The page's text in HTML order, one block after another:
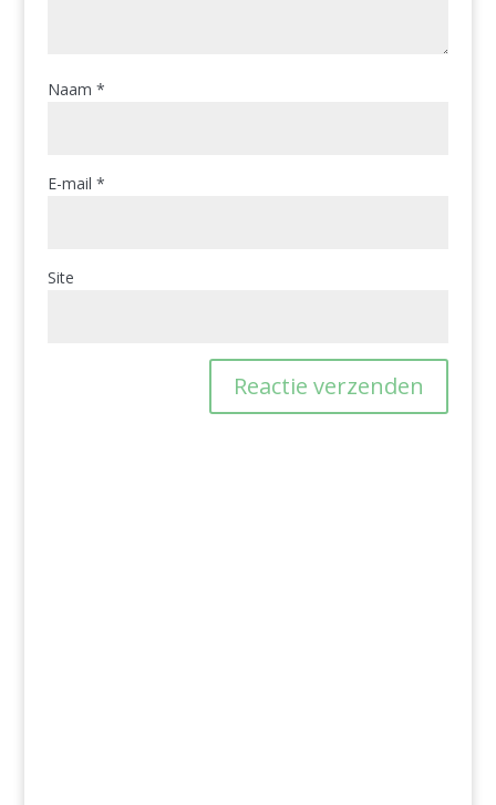
Naam *
E-mail *
Site